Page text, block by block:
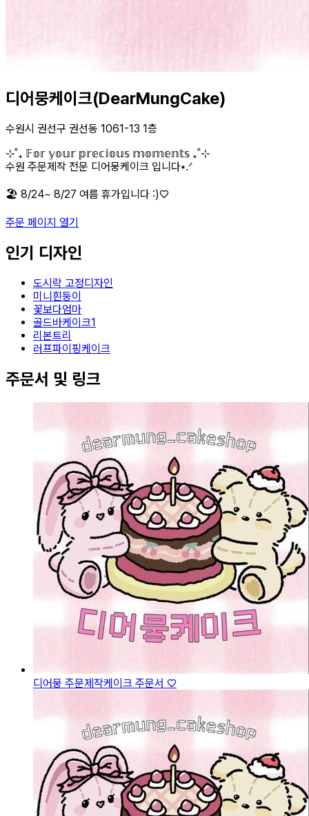
디어뭉케이크(DearMungCake)
수원시 권선구 권선동 1061-13 1층
⊹˚₊ 𝔽𝕠𝕣 𝕪𝕠𝕦𝕣 𝕡𝕣𝕖𝕔𝕚𝕠𝕦𝕤 𝕞𝕠𝕞𝕖𝕟𝕥𝕤 ₊˚⊹
수원 주문제작 전문 디어뭉케이크 입니다⭑.ᐟ
🏖️ 8/24~ 8/27 여름 휴가입니다 :)♡
주문 페이지 열기
인기 디자인
도시락 고정디자인
미니흰둥이
꽃보다엄마
골드바케이크1
리본트리
러프파이핑케이크
주문서 및 링크
디어뭉 주문제작케이크 주문서 ♡